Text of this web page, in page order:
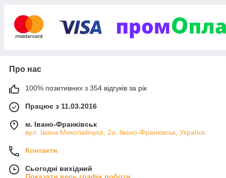
Про нас
100% позитивних з 354 відгуків за рік
Працює з 11.03.2016
м. Івано-Франківськ
вул. Івана Миколайчука, 2а, Івано-Франківськ, Україна
Контакти
Сьогодні вихідний